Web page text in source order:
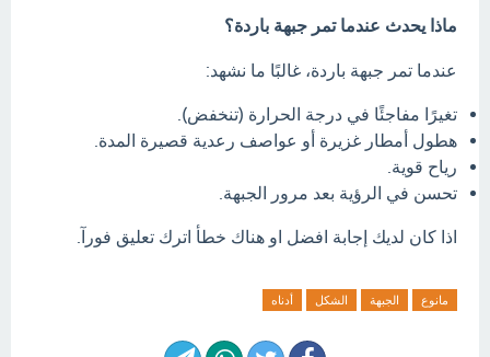
ماذا يحدث عندما تمر جبهة باردة؟
عندما تمر جبهة باردة، غالبًا ما نشهد:
تغيرًا مفاجئًا في درجة الحرارة (تنخفض).
هطول أمطار غزيرة أو عواصف رعدية قصيرة المدة.
رياح قوية.
تحسن في الرؤية بعد مرور الجبهة.
اذا كان لديك إجابة افضل او هناك خطأ اترك تعليق فورآ.
مانوع الجبهة الشكل أدناه